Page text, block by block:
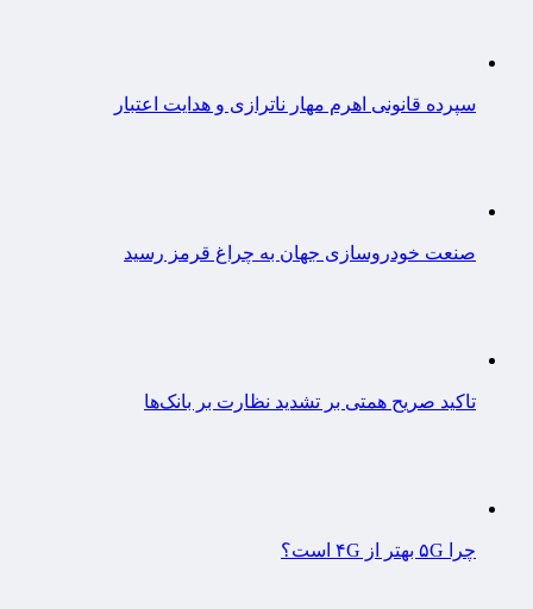
سپرده قانونی اهرم مهار ناترازی و هدایت اعتبار
صنعت خودروسازی جهان به چراغ قرمز رسید
تاکید صریح همتی بر تشدید نظارت بر بانک‌ها
چرا ۵G بهتر از ۴G است؟